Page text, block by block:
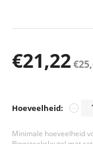
€21,22€
Hoeveelheid: −
Minimale hoeveelheid